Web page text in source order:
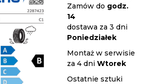
Zamów do godz.
14
dostawa za 3 dni
Poniedziałek
Montaż w serwisie
za 4 dniWtorek
Ostatnie sztuki